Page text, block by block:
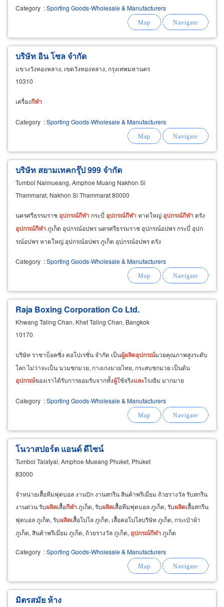
Category :Sporting Goods-Wholesale & Manufacturers
บริษัท อิน โซล จำกัด
แขวงวังทองหลาง, เขตวังทองหลาง, กรุงเทพมหานคร
10310
เครื่องกีฬา
Category :Sporting Goods-Wholesale & Manufacturers
บริษัท สยามเทคกรุ๊ป 999 จำกัด
Tumbol Naimueang, Amphoe Muang Nakhon Si
Thammarat, Nakhon Si Thammarat 80000
นครศรีธรรมราช อุปกรณ์กีฬา กระบี่ อุปกรณ์กีฬา หาดใหญ่ อุปกรณ์กีฬา ตรัง
อุปกรณ์กีฬา ภูเก็ต อุปกรณ์อปพร นครศรีธรรมราช อุปกรณ์อปพร กระบี่ อุปก
รณ์อปพร หาดใหญ่ อุปกรณ์อปพร ภูเก็ต อุปกรณ์อปพร ตรัง
Category :Sporting Goods-Wholesale & Manufacturers
Raja Boxing Corporation Co Ltd.
Khwang Taling Chan, Khet Taling Chan, Bangkok
10170
บริษัท ราชาบ็อคซิ่ง คอโปเรชั่น จำกัด เป็นผู้ผลิตอุปกรณ์มวยคุณภาพสูงระดับ
โลก ไม่ว่าจะเป็น นวมชกมวย, กางเกงมวยไทย, กระสบชกมวย เป็นต้น
อุปกรณ์ของเราได้รับการยอมรับจากทั้งผู้ใช้จริงและโรงยิม มากมาย
Category :Sporting Goods-Wholesale & Manufacturers
โนวาสปอร์ต แอนด์ ดีไซน์
Tumbol Talatyai, Amphoe Mueang Phuket, Phuket
83000
จำหน่ายเสื้อทีมฟุตบอล งานปัก งานสกรีน สินค้าพรีเมี่ยม ถ้วยรางวัล รับสกรีน
งานด่วน รับผลิตเสื้อกีฬา ภูเก็ต, รับผลิตเสื้อทีมฟุตบอล ภูเก็ต, รับผลิตเสื้อสกรีน
ฟุตบอล ภูเก็ต, รับผลิตเสื้อโปโล ภูเก็ต, เสื้อคอโปโลบริษัท ภูเก็ต, กระเป๋าผ้า
ภูเก็ต, สินค้าพรีเมี่ยม ภูเก็ต, ถ้วยรางวัล ภูเก็ต, อุปกรณ์กีฬา ภูเก็ต
Category :Sporting Goods-Wholesale & Manufacturers
มิตรสมัย ห้าง